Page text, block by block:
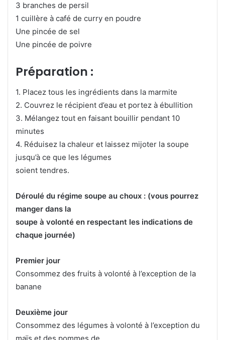
3 branches de persil
1 cuillère à café de curry en poudre
Une pincée de sel
Une pincée de poivre
Préparation :
1. Placez tous les ingrédients dans la marmite
2. Couvrez le récipient d’eau et portez à ébullition
3. Mélangez tout en faisant bouillir pendant 10
minutes
4. Réduisez la chaleur et laissez mijoter la soupe
jusqu’à ce que les légumes
soient tendres.
Déroulé du régime soupe au choux : (vous pourrez
manger dans la
soupe à volonté en respectant les indications de
chaque journée)
Premier jour
Consommez des fruits à volonté à l’exception de la
banane
Deuxième jour
Consommez des légumes à volonté à l’exception du
maïs et des pommes de